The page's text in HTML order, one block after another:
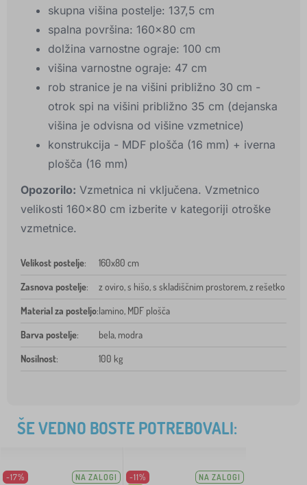
skupna višina postelje: 137,5 cm
spalna površina: 160×80 cm
dolžina varnostne ograje: 100 cm
višina varnostne ograje: 47 cm
rob stranice je na višini približno 30 cm -
otrok spi na višini približno 35 cm (dejanska
višina je odvisna od višine vzmetnice)
konstrukcija - MDF plošča (16 mm) + iverna
plošča (16 mm)
Opozorilo: Vzmetnica ni vključena. Vzmetnico
velikosti 160x80 cm izberite v kategoriji otroške
vzmetnice.
Velikost postelje: 160x80 cm
Zasnova postelje: z oviro, s hišo, s skladiščnim prostorem, z rešetko
Material za posteljo:lamino, MDF plošča
Barva postelje: bela, modra
Nosilnost: 100 kg
ŠE VEDNO BOSTE POTREBOVALI:
-17% NA ZALOGI
-11%
NA ZALOGI